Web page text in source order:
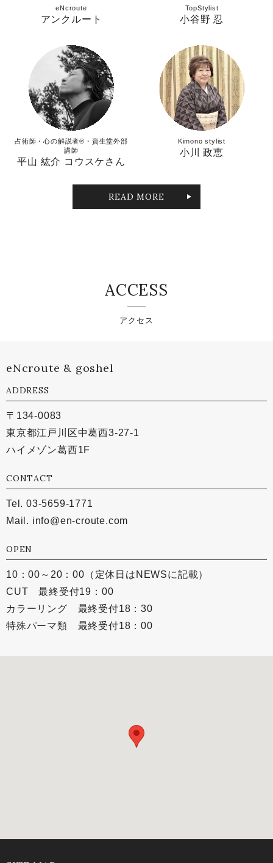
eNcroute
アンクルート
TopStylist
小谷野 忍
占術師・心の解説者®︎・資生堂外部
講師
平山 紘介 コウスケさん
Kimono stylist
小川 政恵
READ MORE
ACCESS
アクセス
eNcroute & goshel
ADDRESS
〒134-0083
東京都江戸川区中葛西3-27-1
ハイメゾン葛西1F
CONTACT
Tel. 03-5659-1771
Mail. info@en-croute.com
OPEN
10：00～20：00（定休日はNEWSに記載）
CUT 最終受付19：00
カラーリング 最終受付18：30
特殊パーマ類 最終受付18：00